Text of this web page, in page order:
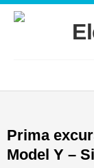
Skip
Prima
Model Y –